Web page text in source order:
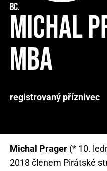
Bc.
Michal
MBA
registrovaný příznivec
Michal Prager (* 10.
2018 členem Pirátské